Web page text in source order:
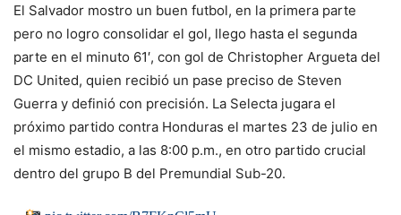
El Salvador mostro un buen futbol, en la primera parte
pero no logro consolidar el gol, llego hasta el segunda
parte en el minuto 61′, con gol de Christopher Argueta del
DC United, quien recibió un pase preciso de Steven
Guerra y definió con precisión. La Selecta jugara el
próximo partido contra Honduras el martes 23 de julio en
el mismo estadio, a las 8:00 p.m., en otro partido crucial
dentro del grupo B del Premundial Sub-20.